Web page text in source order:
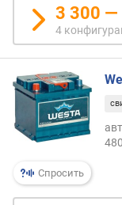
к
г
)
3 300 —
4
Спросить